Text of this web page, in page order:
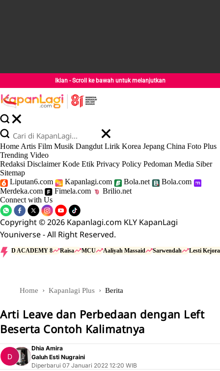
Iklan - Scroll ke bawah untuk melanjutkan
Home Artis Film Musik Dangdut Lirik Korea Jepang China Foto Plus
Trending Video
Redaksi Disclaimer Kode Etik Privacy Policy Pedoman Media Siber
Sitemap
Liputan6.com
Kapanlagi.com Bola.net
Bola.com
Merdeka.com
Fimela.com
Brilio.net
Connect with Us
Copyright © 2026 Kapanlagi.com KLY KapanLagi
Youniverse - All Right Reserved.
D ACADEMY 8 Raisa MCU Aaliyah Massaid Sarwendah Lesti Kejora
Home Kapanlagi Plus Berita
Arti Leave dan Perbedaan dengan Left
Beserta Contoh Kalimatnya
Dhia Amira
Galuh Esti Nugraini
Diperbarui 07 Januari 2022 12:20 WIB